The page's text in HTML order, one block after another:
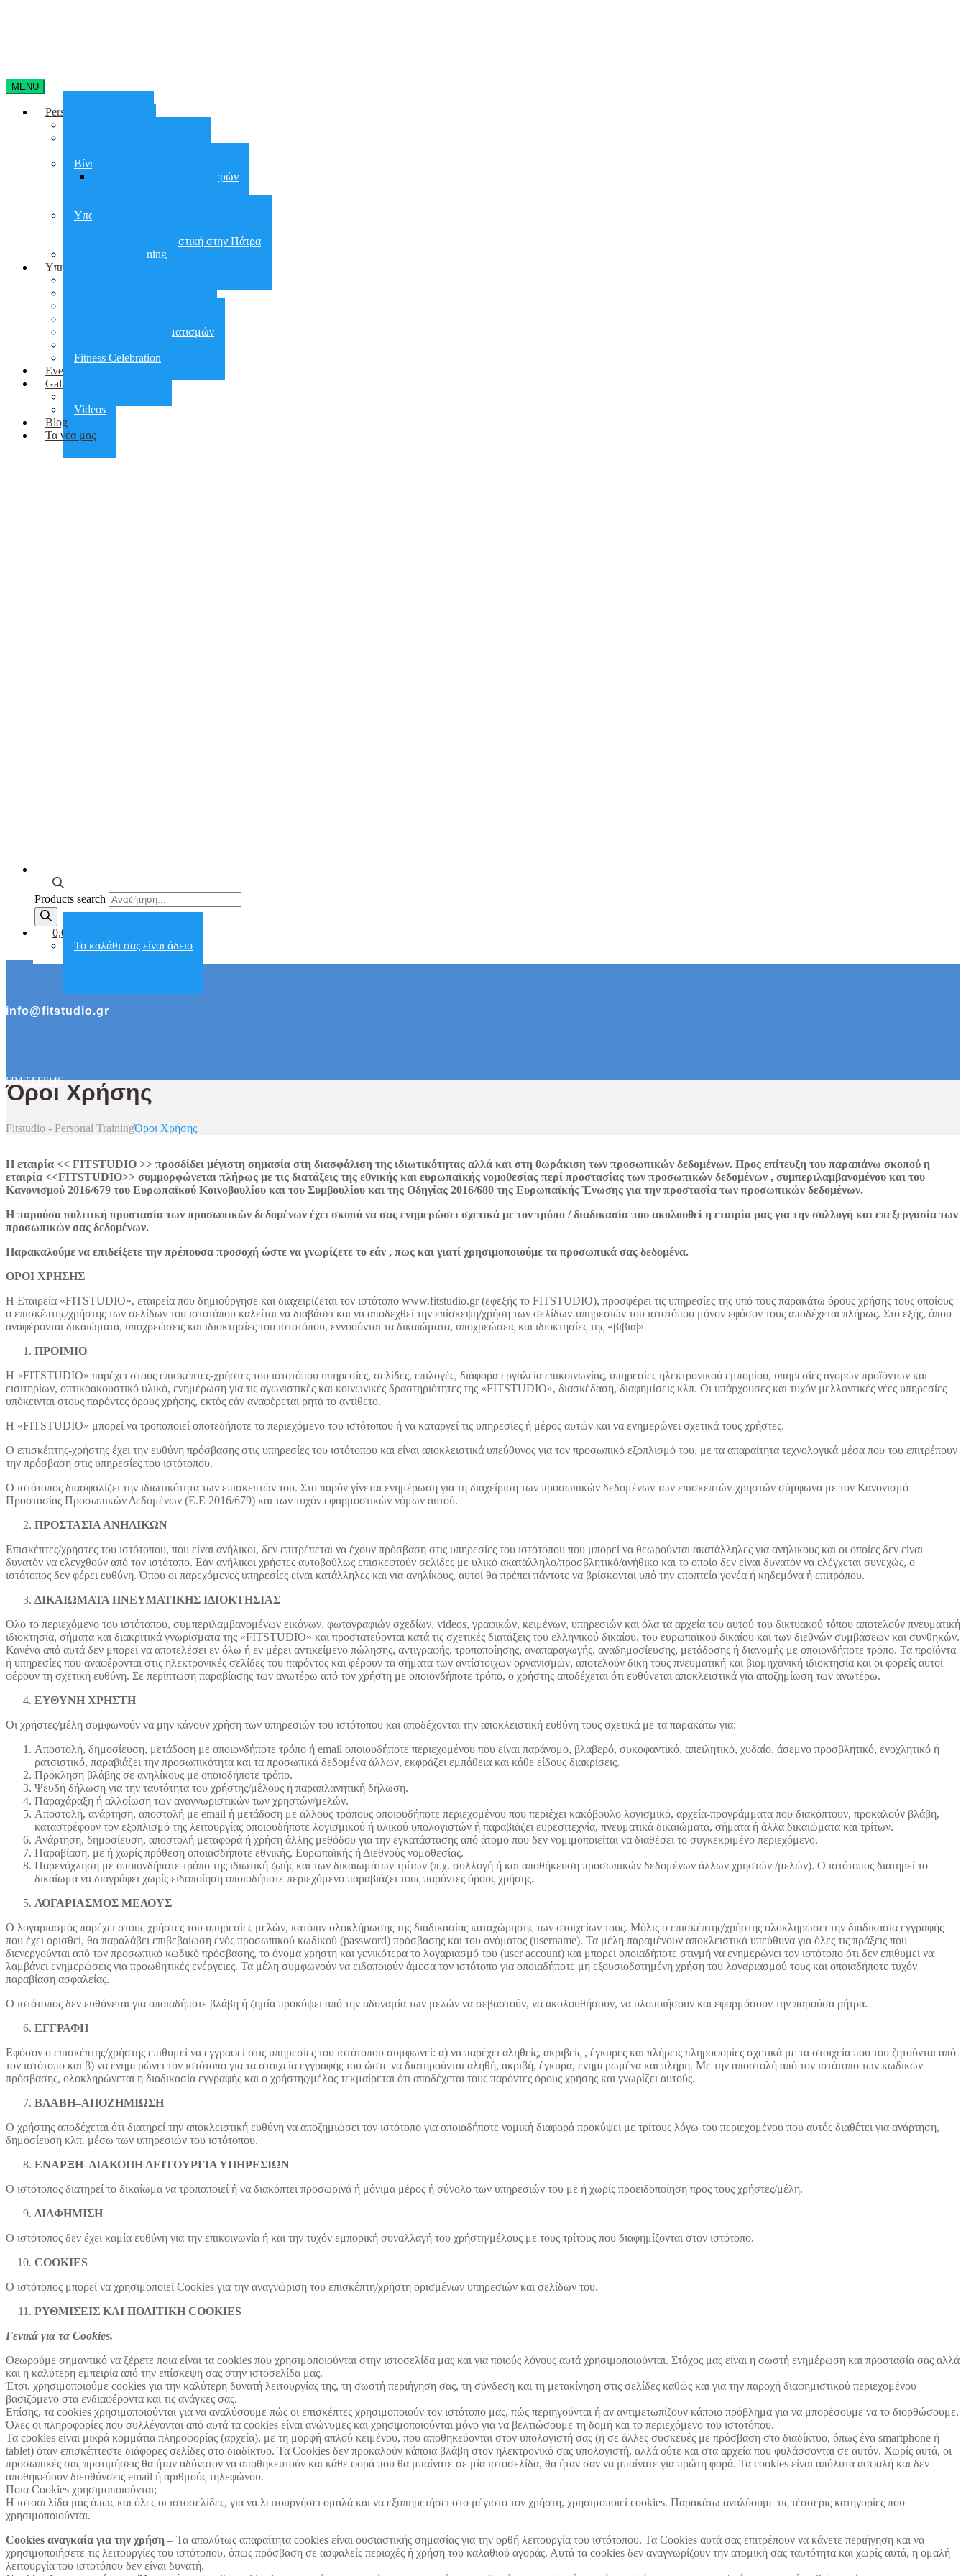
MENU
Personal Training
Βίντεο Γυμναστικής
Απώλεια Βάρους 90 Ημερών
Υπαίθρια Γυμναστική
Υπαίθρια Γυμναστική στην Πάτρα
Small group training
Υπηρεσίες
Αποκατάσταση τραυματισμών
Fitness Celebration
Events
Gallery
Videos
Blog
Τα νέα μας
Products search
0,00€
Το καλάθι σας είναι άδειο
info@fitstudio.gr
6947332046
Όροι Χρήσης
Fitstudio - Personal TrainingΌροι Χρήσης
Η εταιρία << FITSTUDIO >> προσδίδει μέγιστη σημασία στη διασφάλιση της ιδιωτικότητας αλλά και στη θωράκιση των προσωπικών δεδομένων. Προς επίτευξη του παραπάνω σκοπού η
εταιρία <<FITSTUDIO>> συμμορφώνεται πλήρως με τις διατάξεις της εθνικής και ευρωπαϊκής νομοθεσίας περί προστασίας των προσωπικών δεδομένων , συμπεριλαμβανομένου και του
Κανονισμού 2016/679 του Ευρωπαϊκού Κοινοβουλίου και του Συμβουλίου και της Οδηγίας 2016/680 της Ευρωπαϊκής Ένωσης για την προστασία των προσωπικών δεδομένων.
Η παρούσα πολιτική προστασία των προσωπικών δεδομένων έχει σκοπό να σας ενημερώσει σχετικά με τον τρόπο / διαδικασία που ακολουθεί η εταιρία μας για την συλλογή και επεξεργασία των
προσωπικών σας δεδομένων.
Παρακαλούμε να επιδείξετε την πρέπουσα προσοχή ώστε να γνωρίζετε το εάν , πως και γιατί χρησιμοποιούμε τα προσωπικά σας δεδομένα.
ΟΡΟΙ ΧΡΗΣΗΣ
Η Εταιρεία «FITSTUDIO», εταιρεία που δημιούργησε και διαχειρίζεται τον ιστότοπο www.fitstudio.gr (εφεξής τo FITSTUDIO), προσφέρει τις υπηρεσίες της υπό τους παρακάτω όρους χρήσης τους οποίους
ο επισκέπτης/χρήστης των σελίδων του ιστοτόπου καλείται να διαβάσει και να αποδεχθεί την επίσκεψη/χρήση των σελίδων-υπηρεσιών του ιστοτόπου μόνον εφόσον τους αποδέχεται πλήρως. Στο εξής, όπου
αναφέρονται δικαιώματα, υποχρεώσεις και ιδιοκτησίες του ιστοτόπου, εννοούνται τα δικαιώματα, υποχρεώσεις και ιδιοκτησίες της «βιβια|»
ΠΡΟΙΜΙΟ
Η «FITSTUDIO» παρέχει στους επισκέπτες-χρήστες του ιστοτόπου υπηρεσίες, σελίδες, επιλογές, διάφορα εργαλεία επικοινωνίας, υπηρεσίες ηλεκτρονικού εμπορίου, υπηρεσίες αγορών προϊόντων και
εισιτηρίων, οπτικοακουστικό υλικό, ενημέρωση για τις αγωνιστικές και κοινωνικές δραστηριότητες της «FITSTUDIO», διασκέδαση, διαφημίσεις κλπ. Οι υπάρχουσες και τυχόν μελλοντικές νέες υπηρεσίες
υπόκεινται στους παρόντες όρους χρήσης, εκτός εάν αναφέρεται ρητά το αντίθετο.
Η «FITSTUDIO» μπορεί να τροποποιεί οποτεδήποτε το περιεχόμενο του ιστότοπου ή να καταργεί τις υπηρεσίες ή μέρος αυτών και να ενημερώνει σχετικά τους χρήστες.
Ο επισκέπτης-χρήστης έχει την ευθύνη πρόσβασης στις υπηρεσίες του ιστότοπου και είναι αποκλειστικά υπεύθυνος για τον προσωπικό εξοπλισμό του, με τα απαραίτητα τεχνολογικά μέσα που του επιτρέπουν
την πρόσβαση στις υπηρεσίες του ιστότοπου.
Ο ιστότοπος διασφαλίζει την ιδιωτικότητα των επισκεπτών του. Στο παρόν γίνεται ενημέρωση για τη διαχείριση των προσωπικών δεδομένων των επισκεπτών-χρηστών σύμφωνα με τον Κανονισμό
Προστασίας Προσωπικών Δεδομένων (Ε.Ε 2016/679) και των τυχόν εφαρμοστικών νόμων αυτού.
ΠΡΟΣΤΑΣΙΑ ΑΝΗΛΙΚΩΝ
Επισκέπτες/χρήστες του ιστότοπου, που είναι ανήλικοι, δεν επιτρέπεται να έχουν πρόσβαση στις υπηρεσίες του ιστότοπου που μπορεί να θεωρούνται ακατάλληλες για ανήλικους και οι οποίες δεν είναι
δυνατόν να ελεγχθούν από τον ιστότοπο. Εάν ανήλικοι χρήστες αυτοβούλως επισκεφτούν σελίδες με υλικό ακατάλληλο/προσβλητικό/ανήθικο και το οποίο δεν είναι δυνατόν να ελέγχεται συνεχώς, ο
ιστότοπος δεν φέρει ευθύνη. Όπου οι παρεχόμενες υπηρεσίες είναι κατάλληλες και για ανηλίκους, αυτοί θα πρέπει πάντοτε να βρίσκονται υπό την εποπτεία γονέα ή κηδεμόνα ή επιτρόπου.
ΔΙΚΑΙΩΜΑΤΑ ΠΝΕΥΜΑΤΙΚΗΣ ΙΔΙΟΚΤΗΣΙΑΣ
Όλο το περιεχόμενο του ιστότοπου, συμπεριλαμβανομένων εικόνων, φωτογραφιών σχεδίων, videos, γραφικών, κειμένων, υπηρεσιών και όλα τα αρχεία του αυτού του δικτυακού τόπου αποτελούν πνευματική
ιδιοκτησία, σήματα και διακριτικά γνωρίσματα της «FITSTUDIO» και προστατεύονται κατά τις σχετικές διατάξεις του ελληνικού δικαίου, του ευρωπαϊκού δικαίου και των διεθνών συμβάσεων και συνθηκών.
Κανένα από αυτά δεν μπορεί να αποτελέσει εν όλω ή εν μέρει αντικείμενο πώλησης, αντιγραφής, τροποποίησης, αναπαραγωγής, αναδημοσίευσης, μετάδοσης ή διανομής με οποιονδήποτε τρόπο. Τα προϊόντα
ή υπηρεσίες που αναφέρονται στις ηλεκτρονικές σελίδες του παρόντος και φέρουν τα σήματα των αντίστοιχων οργανισμών, αποτελούν δική τους πνευματική και βιομηχανική ιδιοκτησία και οι φορείς αυτοί
φέρουν τη σχετική ευθύνη. Σε περίπτωση παραβίασης των ανωτέρω από τον χρήστη με οποιονδήποτε τρόπο, ο χρήστης αποδέχεται ότι ευθύνεται αποκλειστικά για αποζημίωση των ανωτέρω.
ΕΥΘΥΝΗ ΧΡΗΣΤΗ
Οι χρήστες/μέλη συμφωνούν να μην κάνουν χρήση των υπηρεσιών του ιστότοπου και αποδέχονται την αποκλειστική ευθύνη τους σχετικά με τα παρακάτω για:
Αποστολή, δημοσίευση, μετάδοση με οποιονδήποτε τρόπο ή email οποιουδήποτε περιεχομένου που είναι παράνομο, βλαβερό, συκοφαντικό, απειλητικό, χυδαίο, άσεμνο προσβλητικό, ενοχλητικό ή
ρατσιστικό, παραβιάζει την προσωπικότητα και τα προσωπικά δεδομένα άλλων, εκφράζει εμπάθεια και κάθε είδους διακρίσεις.
Πρόκληση βλάβης σε ανηλίκους με οποιοδήποτε τρόπο.
Ψευδή δήλωση για την ταυτότητα του χρήστης/μέλους ή παραπλανητική δήλωση.
Παραχάραξη ή αλλοίωση των αναγνωριστικών των χρηστών/μελών.
Αποστολή, ανάρτηση, αποστολή με email ή μετάδοση με άλλους τρόπους οποιουδήποτε περιεχομένου που περιέχει κακόβουλο λογισμικό, αρχεία-προγράμματα που διακόπτουν, προκαλούν βλάβη,
καταστρέφουν τον εξοπλισμό της λειτουργίας οποιουδήποτε λογισμικού ή υλικού υπολογιστών ή παραβιάζει ευρεσιτεχνία, πνευματικά δικαιώματα, σήματα ή άλλα δικαιώματα και τρίτων.
Ανάρτηση, δημοσίευση, αποστολή μεταφορά ή χρήση άλλης μεθόδου για την εγκατάστασης από άτομο που δεν νομιμοποιείται να διαθέσει το συγκεκριμένο περιεχόμενο.
Παραβίαση, με ή χωρίς πρόθεση οποιασδήποτε εθνικής, Ευρωπαϊκής ή Διεθνούς νομοθεσίας.
Παρενόχληση με οποιονδήποτε τρόπο της ιδιωτική ζωής και των δικαιωμάτων τρίτων (π.χ. συλλογή ή και αποθήκευση προσωπικών δεδομένων άλλων χρηστών /μελών). Ο ιστότοπος διατηρεί το
δικαίωμα να διαγράφει χωρίς ειδοποίηση οποιοδήποτε περιεχόμενο παραβιάζει τους παρόντες όρους χρήσης.
ΛΟΓΑΡΙΑΣΜΟΣ ΜΕΛΟΥΣ
O λογαριασμός παρέχει στους χρήστες του υπηρεσίες μελών, κατόπιν ολοκλήρωσης της διαδικασίας καταχώρησης των στοιχείων τους. Μόλις ο επισκέπτης/χρήστης ολοκληρώσει την διαδικασία εγγραφής
που έχει ορισθεί, θα παραλάβει επιβεβαίωση ενός προσωπικού κωδικού (password) πρόσβασης και του ονόματος (username). Τα μέλη παραμένουν αποκλειστικά υπεύθυνα για όλες τις πράξεις που
διενεργούνται από τον προσωπικό κωδικό πρόσβασης, το όνομα χρήστη και γενικότερα το λογαριασμό του (user account) και μπορεί οποιαδήποτε στιγμή να ενημερώνει τον ιστότοπο ότι δεν επιθυμεί να
λαμβάνει ενημερώσεις για προωθητικές ενέργειες. Τα μέλη συμφωνούν να ειδοποιούν άμεσα τον ιστότοπο για οποιαδήποτε μη εξουσιοδοτημένη χρήση του λογαριασμού τους και οποιαδήποτε τυχόν
παραβίαση ασφαλείας.
Ο ιστότοπος δεν ευθύνεται για οποιαδήποτε βλάβη ή ζημία προκύψει από την αδυναμία των μελών να σεβαστούν, να ακολουθήσουν, να υλοποιήσουν και εφαρμόσουν την παρούσα ρήτρα.
ΕΓΓΡΑΦΗ
Εφόσον ο επισκέπτης/χρήστης επιθυμεί να εγγραφεί στις υπηρεσίες του ιστότοπου συμφωνεί: α) να παρέχει αληθείς, ακριβείς , έγκυρες και πλήρεις πληροφορίες σχετικά με τα στοιχεία που του ζητούνται από
τον ιστότοπο και β) να ενημερώνει τον ιστότοπο για τα στοιχεία εγγραφής του ώστε να διατηρούνται αληθή, ακριβή, έγκυρα, ενημερωμένα και πλήρη. Με την αποστολή από τον ιστότοπο των κωδικών
πρόσβασης, ολοκληρώνεται η διαδικασία εγγραφής και ο χρήστης/μέλος τεκμαίρεται ότι αποδέχεται τους παρόντες όρους χρήσης και γνωρίζει αυτούς.
ΒΛΑΒΗ–ΑΠΟΖΗΜΙΩΣΗ
Ο χρήστης αποδέχεται ότι διατηρεί την αποκλειστική ευθύνη να αποζημιώσει τον ιστότοπο για οποιαδήποτε νομική διαφορά προκύψει με τρίτους λόγω του περιεχομένου που αυτός διαθέτει για ανάρτηση,
δημοσίευση κλπ. μέσω των υπηρεσιών του ιστότοπου.
ΕΝΑΡΞΗ–ΔΙΑΚΟΠΗ ΛΕΙΤΟΥΡΓΙΑ ΥΠΗΡΕΣΙΩΝ
Ο ιστότοπος διατηρεί το δικαίωμα να τροποποιεί ή να διακόπτει προσωρινά ή μόνιμα μέρος ή σύνολο των υπηρεσιών του με ή χωρίς προειδοποίηση προς τους χρήστες/μέλη.
ΔΙΑΦΗΜΙΣΗ
Ο ιστότοπος δεν έχει καμία ευθύνη για την επικοινωνία ή και την τυχόν εμπορική συναλλαγή του χρήστη/μέλους με τους τρίτους που διαφημίζονται στον ιστότοπο.
COOKIES
Ο ιστότοπος μπορεί να χρησιμοποιεί Cookies για την αναγνώριση του επισκέπτη/χρήστη ορισμένων υπηρεσιών και σελίδων του.
ΡΥΘΜΙΣΕΙΣ ΚΑΙ ΠΟΛΙΤΙΚΗ COOKIES
Γενικά για τα Cookies.
Θεωρούμε σημαντικό να ξέρετε ποια είναι τα cookies που χρησιμοποιούνται στην ιστοσελίδα μας και για ποιούς λόγους αυτά χρησιμοποιούνται. Στόχος μας είναι η σωστή ενημέρωση και προστασία σας αλλά
και η καλύτερη εμπειρία από την επίσκεψη σας στην ιστοσελίδα μας.
Έτσι, χρησιμοποιούμε cookies για την καλύτερη δυνατή λειτουργίας της, τη σωστή περιήγηση σας, τη σύνδεση και τη μετακίνηση στις σελίδες καθώς και για την παροχή διαφημιστικού περιεχομένου
βασιζόμενο στα ενδιαφέροντα και τις ανάγκες σας.
Επίσης, τα cookies χρησιμοποιούνται για να αναλύσουμε πώς οι επισκέπτες χρησιμοποιούν τον ιστότοπο μας, πώς περιηγούνται ή αν αντιμετωπίζουν κάποιο πρόβλημα για να μπορέσουμε να το διορθώσουμε.
Όλες οι πληροφορίες που συλλέγονται από αυτά τα cookies είναι ανώνυμες και χρησιμοποιούνται μόνο για να βελτιώσουμε τη δομή και το περιεχόμενο του ιστοτόπου.
Τα cookies είναι μικρά κομμάτια πληροφορίας (αρχεία), με τη μορφή απλού κειμένου, που αποθηκεύονται στον υπολογιστή σας (ή σε άλλες συσκευές με πρόσβαση στο διαδίκτυο, όπως ένα smartphone ή
tablet) όταν επισκέπτεστε διάφορες σελίδες στο διαδίκτυο. Τα Cookies δεν προκαλούν κάποια βλάβη στον ηλεκτρονικό σας υπολογιστή, αλλά ούτε και στα αρχεία που φυλάσσονται σε αυτόν. Χωρίς αυτά, οι
προσωπικές σας προτιμήσεις θα ήταν αδύνατον να αποθηκευτούν και κάθε φορά που θα μπαίνατε σε μία ιστοσελίδα, θα ήταν σαν να μπαίνατε για πρώτη φορά. Τα cookies είναι απόλυτα ασφαλή και δεν
αποθηκεύουν διευθύνσεις email ή αριθμούς τηλεφώνου.
Ποια Cookies χρησιμοποιούνται;
Η ιστοσελίδα μας όπως και όλες οι ιστοσελίδες, για να λειτουργήσει ομαλά και να εξυπηρετήσει στο μέγιστο τον χρήστη, χρησιμοποιεί cookies. Παρακάτω αναλύουμε τις τέσσερις κατηγορίες που
χρησιμοποιούνται.
Cookies αναγκαία για την χρήση – Τα απολύτως απαραίτητα cookies είναι ουσιαστικής σημασίας για την ορθή λειτουργία του ιστότοπου. Τα Cookies αυτά σας επιτρέπουν να κάνετε περιήγηση και να
χρησιμοποιήσετε τις λειτουργίες του ιστότοπου, όπως πρόσβαση σε ασφαλείς περιοχές ή χρήση του καλαθιού αγοράς. Αυτά τα cookies δεν αναγνωρίζουν την ατομική σας ταυτότητα και χωρίς αυτά, η ομαλή
λειτουργία του ιστοτόπου δεν είναι δυνατή.